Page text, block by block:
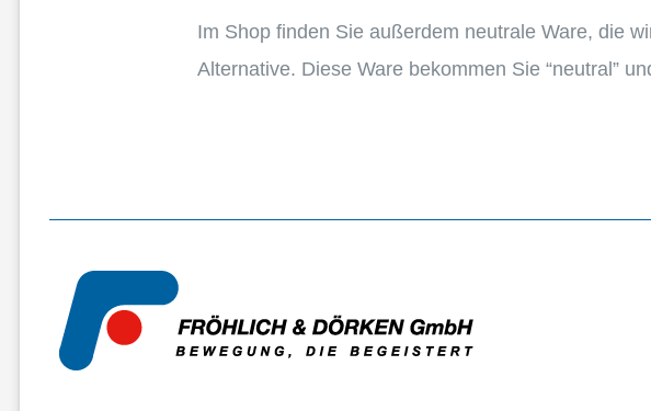
Im Shop finden Sie außer­dem neutrale Ware, die
Alter­na­tive. Diese Ware bekom­men Sie “neutral”